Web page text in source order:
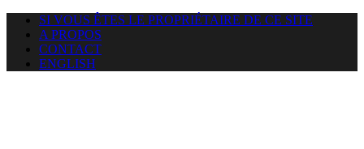
SI VOUS ÊTES LE PROPRIÉTAIRE DE CE SITE
A PROPOS
CONTACT
ENGLISH